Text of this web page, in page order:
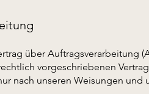
über Auftragsverarbeitung
vorgeschriebenen
nach unseren Weisungen und